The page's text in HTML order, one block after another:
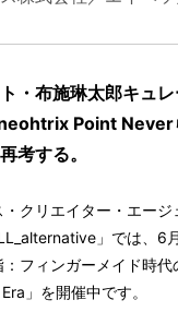
・布施琳太郎キュ
Point Never
考する。
・クリエイター・エー
」では、6
：フィンガーメイド時
」を開催中です。